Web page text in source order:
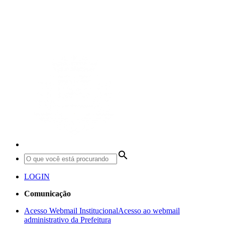
search
LOGIN
Comunicação
Acesso Webmail InstitucionalAcesso ao webmail
administrativo da Prefeitura